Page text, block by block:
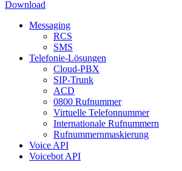
Download
Messaging
RCS
SMS
Telefonie-Lösungen
Cloud-PBX
SIP-Trunk
ACD
0800 Rufnummer
Virtuelle Telefonnummer
Internationale Rufnummern
Rufnummernmaskierung
Voice API
Voicebot API